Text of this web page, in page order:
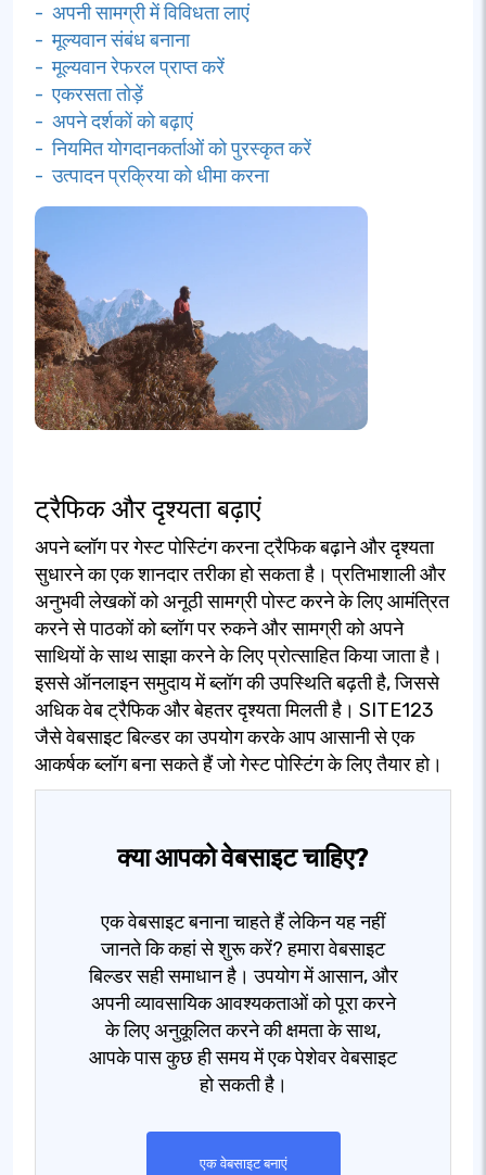
- अपनी सामग्री में विविधता लाएं
- मूल्यवान संबंध बनाना
- मूल्यवान रेफरल प्राप्त करें
- एकरसता तोड़ें
- अपने दर्शकों को बढ़ाएं
- नियमित योगदानकर्ताओं को पुरस्कृत करें
- उत्पादन प्रक्रिया को धीमा करना
ट्रैफिक और दृश्यता बढ़ाएं
अपने ब्लॉग पर गेस्ट पोस्टिंग करना ट्रैफिक बढ़ाने और दृश्यता
सुधारने का एक शानदार तरीका हो सकता है। प्रतिभाशाली और
अनुभवी लेखकों को अनूठी सामग्री पोस्ट करने के लिए आमंत्रित
करने से पाठकों को ब्लॉग पर रुकने और सामग्री को अपने
साथियों के साथ साझा करने के लिए प्रोत्साहित किया जाता है।
इससे ऑनलाइन समुदाय में ब्लॉग की उपस्थिति बढ़ती है, जिससे
अधिक वेब ट्रैफिक और बेहतर दृश्यता मिलती है। SITE123
जैसे वेबसाइट बिल्डर का उपयोग करके आप आसानी से एक
आकर्षक ब्लॉग बना सकते हैं जो गेस्ट पोस्टिंग के लिए तैयार हो।
क्या आपको वेबसाइट चाहिए?
एक वेबसाइट बनाना चाहते हैं लेकिन यह नहीं
जानते कि कहां से शुरू करें? हमारा वेबसाइट
बिल्डर सही समाधान है। उपयोग में आसान, और
अपनी व्यावसायिक आवश्यकताओं को पूरा करने
के लिए अनुकूलित करने की क्षमता के साथ,
आपके पास कुछ ही समय में एक पेशेवर वेबसाइट
हो सकती है।
एक वेबसाइट बनाएं